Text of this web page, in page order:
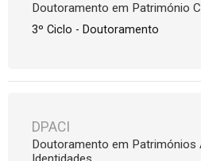
Doutoramento em Património
3º Ciclo - Doutoramento
DPACI
Doutoramento em Patrimónios